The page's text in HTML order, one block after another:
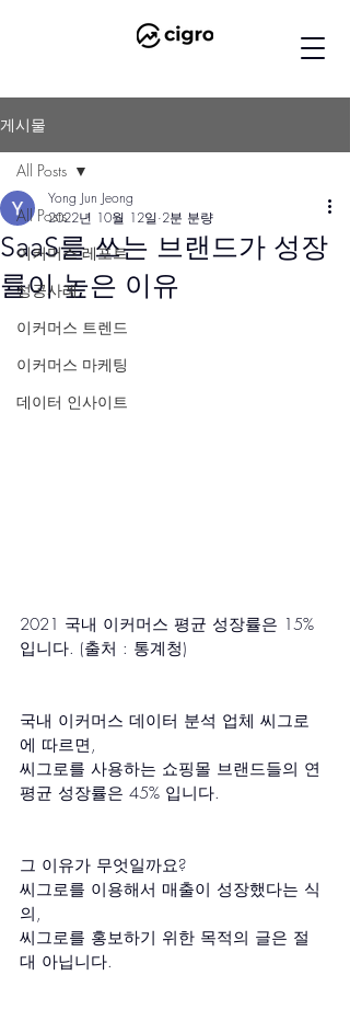
게시물
All Posts
이커머스 레포트
성공사례
이커머스 트렌드
이커머스 마케팅
데이터 인사이트
All Posts
SaaS를 쓰는 브랜드가 성장
률이 높은 이유
Yong Jun Jeong
2022년 10월 12일 2분 분량
2021 국내 이커머스 평균 성장률은 15%
입니다. (출처 : 통계청)
국내 이커머스 데이터 분석 업체 씨그로
에 따르면,
씨그로를 사용하는 쇼핑몰 브랜드들의 연
평균 성장률은 45% 입니다.
그 이유가 무엇일까요?
씨그로를 이용해서 매출이 성장했다는 식
의,
씨그로를 홍보하기 위한 목적의 글은 절
대 아닙니다.